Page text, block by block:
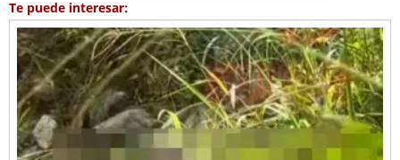
Te puede interesar: